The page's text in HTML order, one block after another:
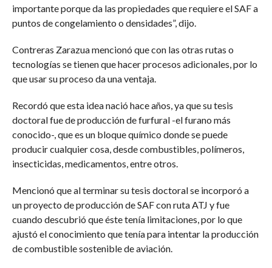
importante porque da las propiedades que requiere el SAF a
puntos de congelamiento o densidades”, dijo.
Contreras Zarazua mencionó que con las otras rutas o
tecnologías se tienen que hacer procesos adicionales, por lo
que usar su proceso da una ventaja.
Recordó que esta idea nació hace años, ya que su tesis
doctoral fue de producción de furfural -el furano más
conocido-, que es un bloque químico donde se puede
producir cualquier cosa, desde combustibles, polímeros,
insecticidas, medicamentos, entre otros.
Mencionó que al terminar su tesis doctoral se incorporó a
un proyecto de producción de SAF con ruta ATJ y fue
cuando descubrió que éste tenía limitaciones, por lo que
ajustó el conocimiento que tenía para intentar la producción
de combustible sostenible de aviación.